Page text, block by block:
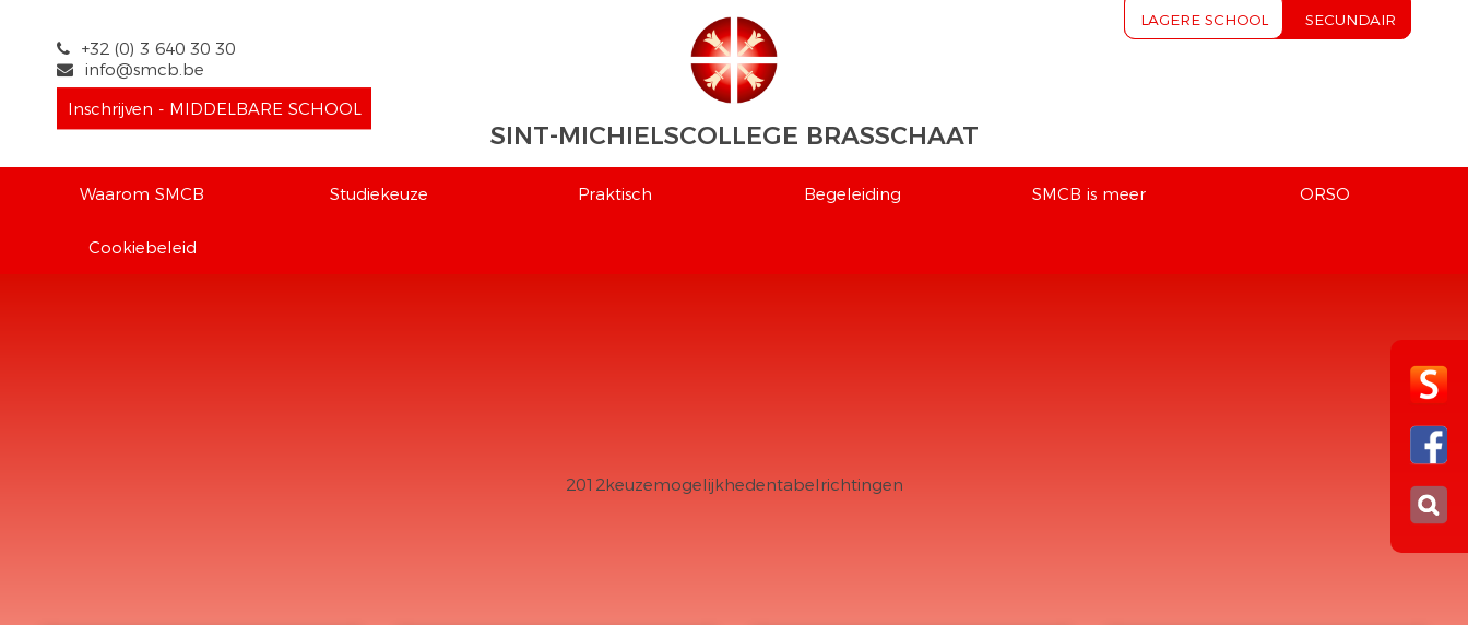
+32 (0) 3 640 30 30
info@smcb.be
Inschrijven - MIDDELBARE SCHOOL
SINT-MICHIELSCOLLEGE BRASSCHAAT
LAGERE SCHOOL SECUNDAIR
Waarom SMCB Studiekeuze Praktisch Begeleiding SMCB is meer ORSO
Cookiebeleid
2012keuzemogelijkhedentabelrichtingen